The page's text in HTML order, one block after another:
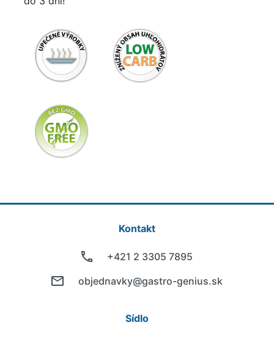
Kontakt
+421 2 3305 7895
objednavky@gastro-genius.sk
Sídlo